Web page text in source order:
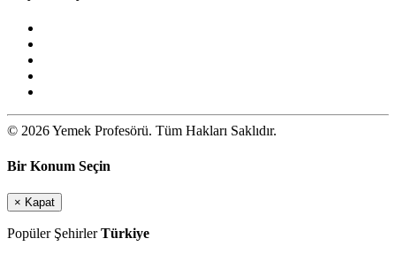
© 2026 Yemek Profesörü. Tüm Hakları Saklıdır.
Bir Konum Seçin
× Kapat
Popüler ŞehirlerTürkiye